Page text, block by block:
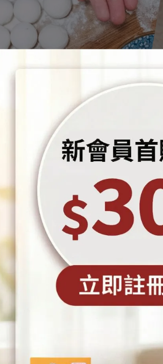
湯圓熱量表
品名
麻湯圓
糯芝麻湯圓
生雙醬湯圓
生湯圓
糯花生湯圓
芝麻包餡小湯圓
生包餡小湯圓
森永牛奶糖包餡小湯圓
抹茶包餡小湯圓